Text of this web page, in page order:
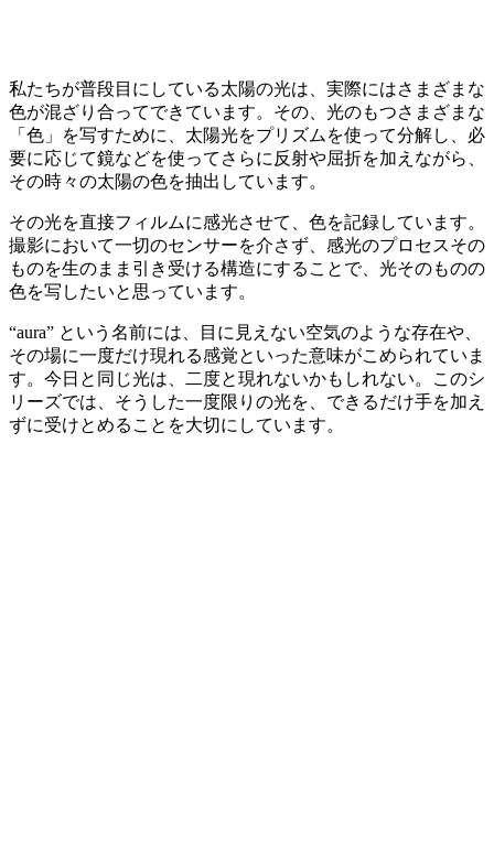
私たちが普段目にしている太陽の光は、実際にはさまざまな
色が混ざり合ってできています。その、光のもつさまざまな
「色」を写すために、太陽光をプリズムを使って分解し、必
要に応じて鏡などを使ってさらに反射や屈折を加えながら、
その時々の太陽の色を抽出しています。
その光を直接フィルムに感光させて、色を記録しています。
撮影において一切のセンサーを介さず、感光のプロセスその
ものを生のまま引き受ける構造にすることで、光そのものの
色を写したいと思っています。
“aura” という名前には、目に見えない空気のような存在や、
その場に一度だけ現れる感覚といった意味がこめられていま
す。今日と同じ光は、二度と現れないかもしれない。このシ
リーズでは、そうした一度限りの光を、できるだけ手を加え
ずに受けとめることを大切にしています。